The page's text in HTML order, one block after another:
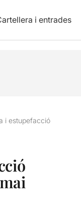
i entrades
i estupefacció